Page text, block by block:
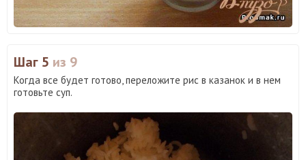
Шаг 5 из 9
Когда все будет готово, переложите рис в казанок и в нем
готовьте суп.